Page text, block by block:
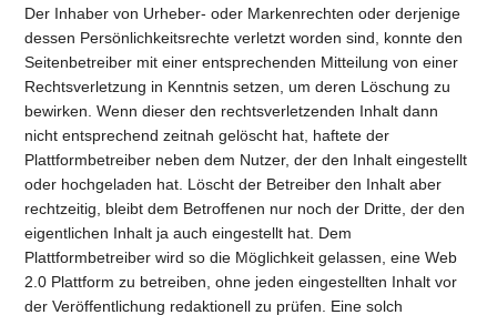
Der Inhaber von Urheber- oder Markenrechten oder derjenige
dessen Persönlichkeitsrechte verletzt worden sind, konnte den
Seitenbetreiber mit einer entsprechenden Mitteilung von einer
Rechtsverletzung in Kenntnis setzen, um deren Löschung zu
bewirken. Wenn dieser den rechtsverletzenden Inhalt dann
nicht entsprechend zeitnah gelöscht hat, haftete der
Plattformbetreiber neben dem Nutzer, der den Inhalt eingestellt
oder hochgeladen hat. Löscht der Betreiber den Inhalt aber
rechtzeitig, bleibt dem Betroffenen nur noch der Dritte, der den
eigentlichen Inhalt ja auch eingestellt hat. Dem
Plattformbetreiber wird so die Möglichkeit gelassen, eine Web
2.0 Plattform zu betreiben, ohne jeden eingestellten Inhalt vor
der Veröffentlichung redaktionell zu prüfen. Eine solch